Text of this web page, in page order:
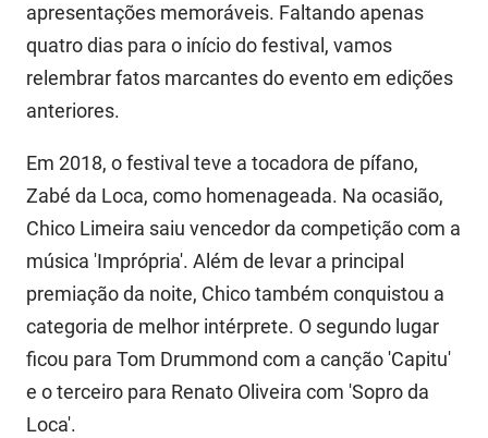
Representação Institucional
Segurança e Defesa Social
Turismo e Desenvolvimento Econômico
IMEQ
IPHAEP
JUCEP
LOTEP
Ouvidoria Geral do Estado
PBGÁS
apresentações memoráveis. Faltando apenas
quatro dias para o início do festival, vamos
relembrar fatos marcantes do evento em edições
anteriores.
Em 2018, o festival teve a tocadora de pífano,
Zabé da Loca, como homenageada. Na ocasião,
Chico Limeira saiu vencedor da competição com a
música 'Imprópria'. Além de levar a principal
premiação da noite, Chico também conquistou a
categoria de melhor intérprete. O segundo lugar
ficou para Tom Drummond com a canção 'Capitu'
e o terceiro para Renato Oliveira com 'Sopro da
Loca'.